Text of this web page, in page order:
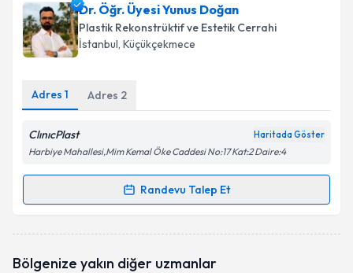
Dr. Öğr. Üyesi Ali Nurhan Özbabaiçin randevu
takvimi talebi oluşturun. Size bu uzmandan randevu
almanız için bir takvim hazırlandığında e-posta ile
bilgilendireceğiz.
Metni'ni okudum ve kişisel verilerimin belirtilen
kapsamda işlenmesini kabul ediyorum.
Dr. Öğr. Üyesi Yunus Doğan
Plastik Rekonstrüktif ve Estetik Cerrahi
İstanbul, Küçükçekmece
Adres 1 Adres 2
ClınıcPlast Haritada Göster
Harbiye Mahallesi,Mim Kemal Öke Caddesi No:17 Kat:2 Daire:4
Randevu Talep Et
Randevu Takvimi Talebi
talebi oluşturun. Size bu uzmandan randevu almanız
Bölgenize yakın diğer uzmanlar